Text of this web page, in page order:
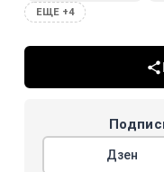
ЕЩЕ +4
Дзен